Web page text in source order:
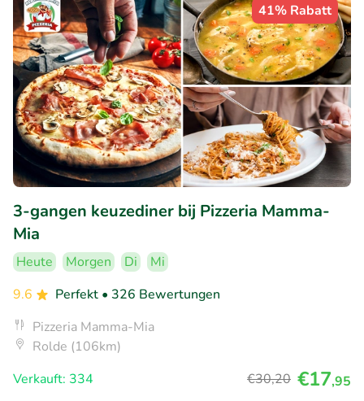
41% Rabatt
3-gangen keuzediner bij Pizzeria Mamma-
Mia
Heute Morgen Di
Mi
9.6
Perfekt • 326 Bewertungen
Pizzeria Mamma-Mia
Rolde (106km)
Verkauft: 334
€30,20 €17,95